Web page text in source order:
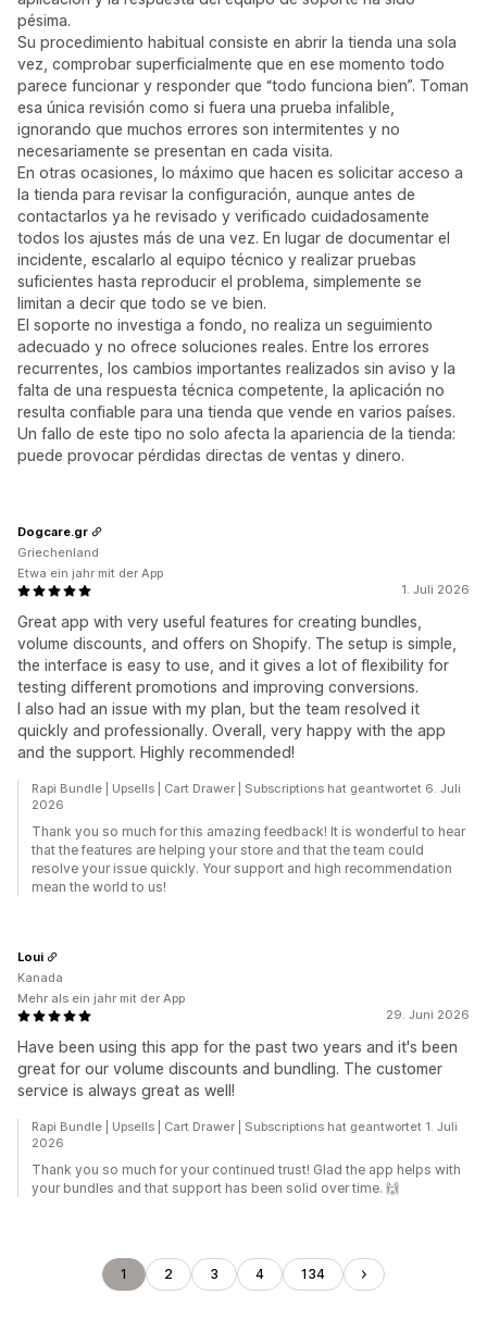
pésima.
Su procedimiento habitual consiste en abrir la tienda una sola
vez, comprobar superficialmente que en ese momento todo
parece funcionar y responder que “todo funciona bien”. Toman
esa única revisión como si fuera una prueba infalible,
ignorando que muchos errores son intermitentes y no
necesariamente se presentan en cada visita.
En otras ocasiones, lo máximo que hacen es solicitar acceso a
la tienda para revisar la configuración, aunque antes de
contactarlos ya he revisado y verificado cuidadosamente
todos los ajustes más de una vez. En lugar de documentar el
incidente, escalarlo al equipo técnico y realizar pruebas
suficientes hasta reproducir el problema, simplemente se
limitan a decir que todo se ve bien.
El soporte no investiga a fondo, no realiza un seguimiento
adecuado y no ofrece soluciones reales. Entre los errores
recurrentes, los cambios importantes realizados sin aviso y la
falta de una respuesta técnica competente, la aplicación no
resulta confiable para una tienda que vende en varios países.
Un fallo de este tipo no solo afecta la apariencia de la tienda:
puede provocar pérdidas directas de ventas y dinero.
1. Juli 2026
Great app with very useful features for creating bundles,
volume discounts, and offers on Shopify. The setup is simple,
the interface is easy to use, and it gives a lot of flexibility for
testing different promotions and improving conversions.
I also had an issue with my plan, but the team resolved it
quickly and professionally. Overall, very happy with the app
and the support. Highly recommended!
Dogcare.gr
Griechenland
Etwa ein jahr mit der App
Rapi Bundle | Upsells | Cart Drawer | Subscriptions hat geantwortet 6. Juli
2026
Thank you so much for this amazing feedback! It is wonderful to hear
that the features are helping your store and that the team could
resolve your issue quickly. Your support and high recommendation
mean the world to us!
29. Juni 2026
Have been using this app for the past two years and it's been
great for our volume discounts and bundling. The customer
service is always great as well!
Loui
Kanada
Mehr als ein jahr mit der App
Rapi Bundle | Upsells | Cart Drawer | Subscriptions hat geantwortet 1. Juli
2026
Thank you so much for your continued trust! Glad the app helps with
your bundles and that support has been solid over time. 🙌
1 2 3 4 134